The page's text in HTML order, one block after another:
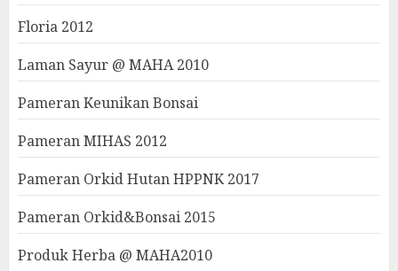
Floria 2012
Laman Sayur @ MAHA 2010
Pameran Keunikan Bonsai
Pameran MIHAS 2012
Pameran Orkid Hutan HPPNK 2017
Pameran Orkid&Bonsai 2015
Produk Herba @ MAHA2010